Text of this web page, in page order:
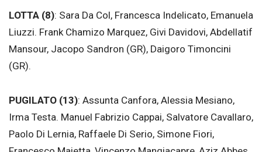
LOTTA (8): Sara Da Col, Francesca Indelicato, Emanuela
Liuzzi. Frank Chamizo Marquez, Givi Davidovi, Abdellatif
Mansour, Jacopo Sandron (GR), Daigoro Timoncini
(GR).
PUGILATO (13): Assunta Canfora, Alessia Mesiano,
Irma Testa. Manuel Fabrizio Cappai, Salvatore Cavallaro,
Paolo Di Lernia, Raffaele Di Serio, Simone Fiori,